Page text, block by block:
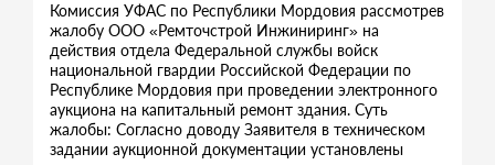
Комиссия УФАС по Республики Мордовия рассмотрев
жалобу ООО «Ремточстрой Инжиниринг» на
действия отдела Федеральной службы войск
национальной гвардии Российской Федерации по
Республике Мордовия при проведении электронного
аукциона на капитальный ремонт здания. Суть
жалобы: Согласно доводу Заявителя в техническом
задании аукционной документации установлены